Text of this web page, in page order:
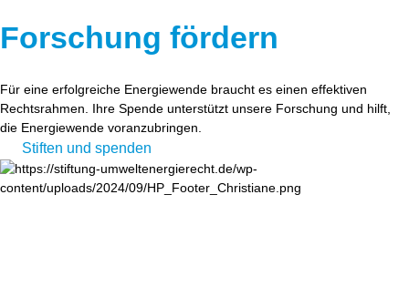
Forschung fördern
Für eine erfolgreiche Energiewende braucht es einen effektiven
Rechtsrahmen. Ihre Spende unterstützt unsere Forschung und hilft,
die Energiewende voranzubringen.
Stiften und spenden